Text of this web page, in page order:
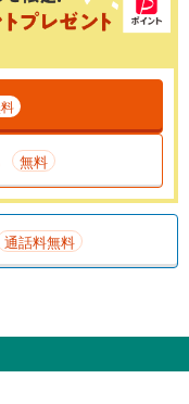
無料
通話料無料